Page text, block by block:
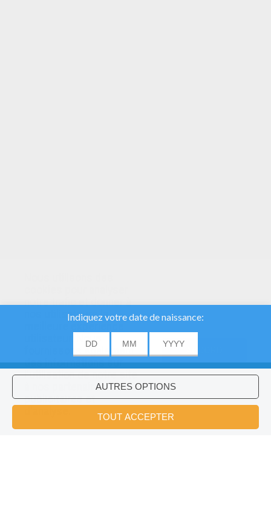
notre trafic et donner à
nos utilisateurs la
meilleure expérience
utilisateur. Nous
fournissons également
des informations sur
l'utilisation de notre site
à nos partenaires
publicitaires et
Voulez-vous installer l'application
Hellokids?
OK
×